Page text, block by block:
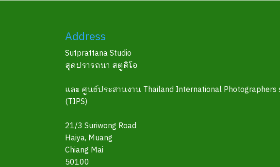
Address
Sutprattana Studio
สุดปรารถนา สตูดิโอ
และ ศูนย์ประสานงาน Thailand International Photographers
(TIPS)
21/3 Suriwong Road
Haiya, Muang
Chiang Mai
50100